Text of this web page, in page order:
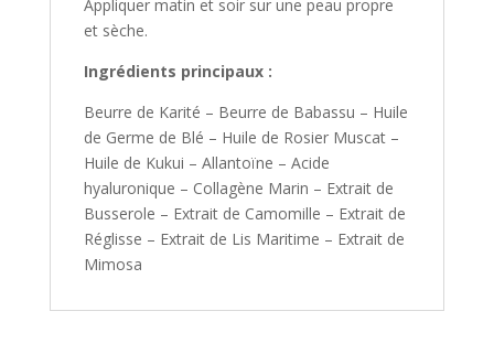
Appliquer matin et soir sur une peau propre
et sèche.
Ingrédients principaux :
Beurre de Karité – Beurre de Babassu – Huile
de Germe de Blé – Huile de Rosier Muscat –
Huile de Kukui – Allantoïne – Acide
hyaluronique – Collagène Marin – Extrait de
Busserole – Extrait de Camomille – Extrait de
Réglisse – Extrait de Lis Maritime – Extrait de
Mimosa